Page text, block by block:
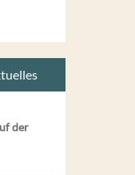
der